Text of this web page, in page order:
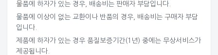
물품에 하자가 있는 경우, 배송비는 판매자 부담입니다.
물품에 이상이 없는 교환이나 반품의 경우, 배송비는 구매자 부담
입니다.
제품에 하자가 있는 경우 품질보증기간(1년) 중에는 무상서비스가
제공됩니다.